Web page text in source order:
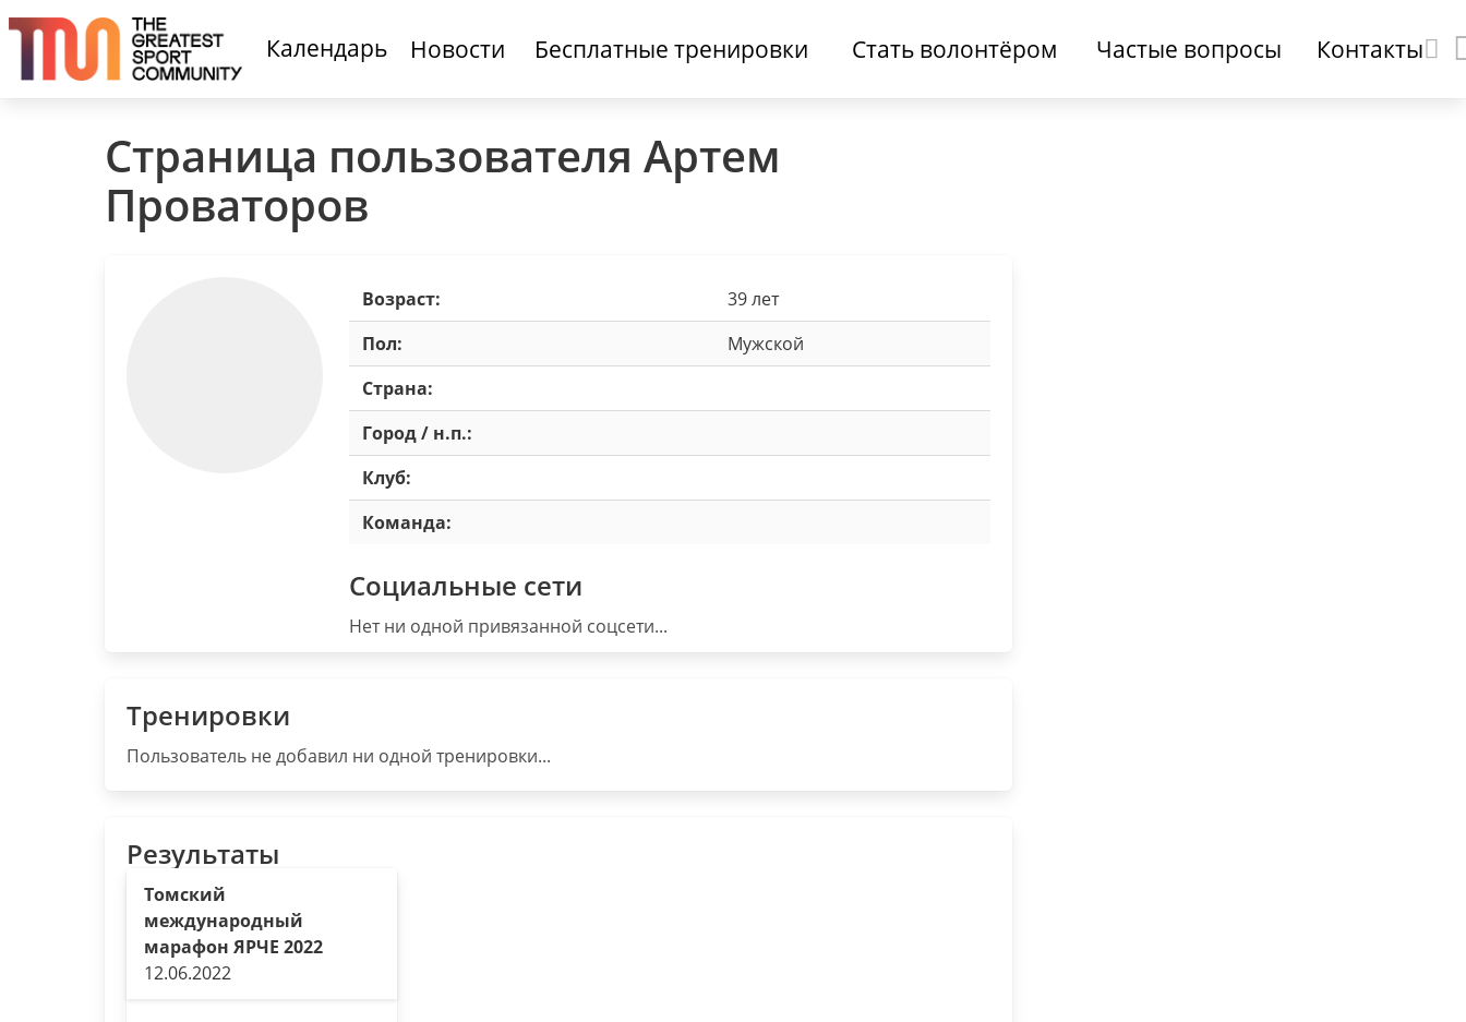
Календарь Новости Бесплатные тренировки Стать волонтёром Частые вопросы Контакты
Страница пользователя Артем
Проваторов
Возраст:
39 лет
Пол:
Мужской
Страна:
Город / н.п.:
Клуб:
Команда:
Социальные сети
Нет ни одной привязанной соцсети...
Тренировки
Пользователь не добавил ни одной тренировки...
Результаты
Томский
международный
марафон ЯРЧЕ 2022
12.06.2022